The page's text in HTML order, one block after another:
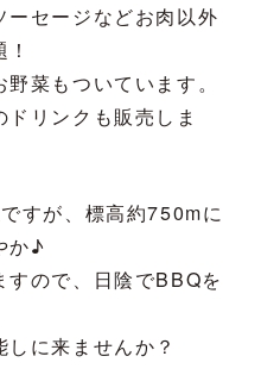
ーセージなどお肉以外
菜もついています。
リンクも販売しま
すが、標高約750mに
か♪
ので、日陰でBBQを
に来ませんか？